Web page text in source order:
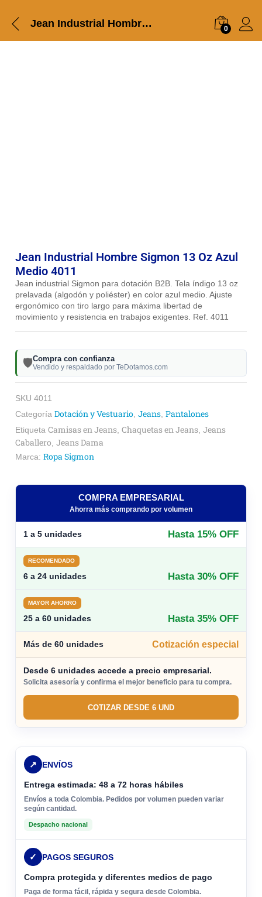
Jean Industrial Hombre Sigmon 13 Oz Azul Medio 4011 0
Jean Industrial Hombre Sigmon 13 Oz Azul
Medio 4011
Jean industrial Sigmon para dotación B2B. Tela índigo 13 oz
prelavada (algodón y poliéster) en color azul medio. Ajuste
ergonómico con tiro largo para máxima libertad de
movimiento y resistencia en trabajos exigentes. Ref. 4011
🛡️Compra con confianza
Vendido y respaldado por TeDotamos.com
SKU 4011
Categoría Dotación y Vestuario Jeans Pantalones
Etiqueta Camisas en Jeans Chaquetas en Jeans Jeans
Caballero Jeans Dama
Marca: Ropa Sigmon
COMPRA EMPRESARIAL
Ahorra más comprando por volumen
1 a 5 unidades Hasta 15% OFF
RECOMENDADO
6 a 24 unidades Hasta 30% OFF
MAYOR AHORRO
25 a 60 unidades Hasta 35% OFF
Más de 60 unidades Cotización especial
Desde 6 unidades accede a precio empresarial.
Solicita asesoría y confirma el mejor beneficio para tu compra.
COTIZAR DESDE 6 UND
↗ ENVÍOS
Entrega estimada: 48 a 72 horas hábiles
Envíos a toda Colombia. Pedidos por volumen pueden variar
según cantidad.
Despacho nacional
✓ PAGOS SEGUROS
Compra protegida y diferentes medios de pago
Paga de forma fácil, rápida y segura desde Colombia.